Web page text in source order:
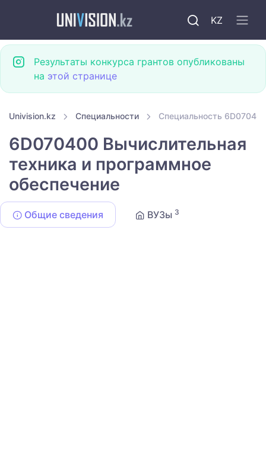
KZ
Результаты конкурса грантов опубликованы
на этой странице
Univision.kz Специальности Специальность
6D070400 Вычислительная
техника и программное
обеспечение
Общие сведения ВУЗы 3